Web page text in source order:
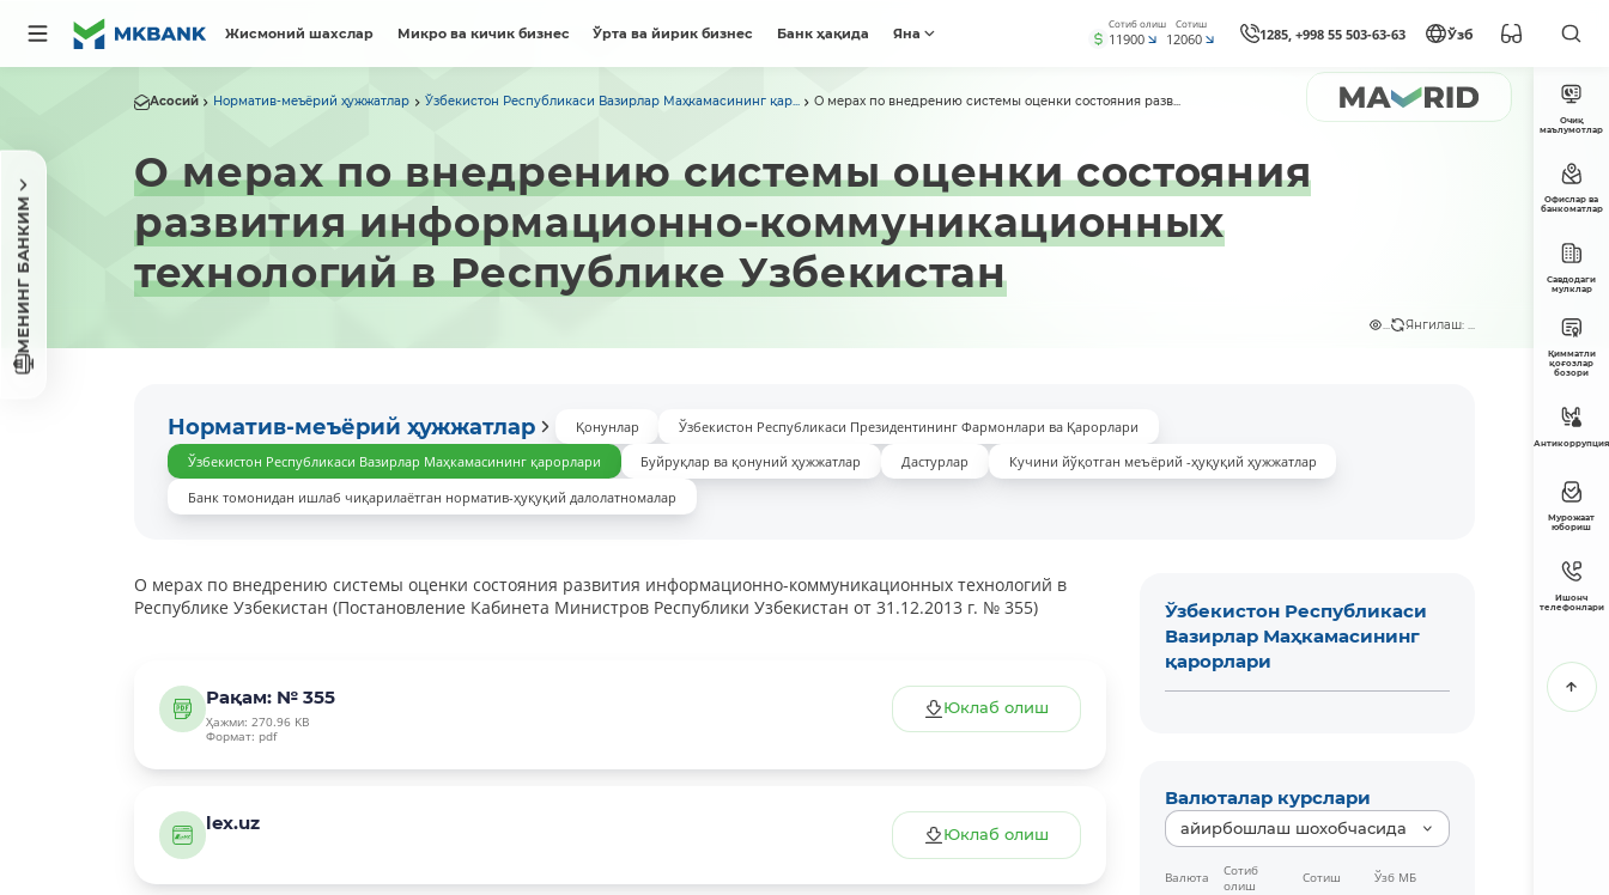
Жисмоний шахслар Микро ва кичик бизнес Ўрта ва йирик бизнес Банк ҳақида Яна
Сотиб олиш
11900
Сотиш
12060 1285, +998 55 503-63-63 Ўзб
МЕНИНГ БАНКИМ
Асосий Норматив-меъёрий ҳужжатлар Ўзбекистон Республикаси Вазирлар Маҳкамасининг қар... О мерах по внедрению системы оценки состояния разв...
О мерах по внедрению системы оценки состояния
развития информационно-коммуникационных
технологий в Республике Узбекистан
Янгилаш: ...
Норматив-меъёрий ҳужжатлар Қонунлар
Ўзбекистон Республикаси Президентининг Фармонлари ва Қарорлари
Ўзбекистон Республикаси Вазирлар Маҳкамасининг қарорлари
Буйруқлар ва қонуний ҳужжатлар Дастурлар
Кучини йўқотган меъёрий -ҳуқуқий ҳужжатлар
Банк томонидан ишлаб чиқарилаётган норматив-ҳуқуқий далолатномалар
О мерах по внедрению системы оценки состояния развития информационно-коммуникационных технологий в
Республике Узбекистан (Постановление Кабинета Министров Республики Узбекистан от 31.12.2013 г. № 355)
Рақам: № 355
Ҳажми: 270.96 KB
Формат: pdf
Юклаб олиш
lex.uz
Юклаб олиш
Ўзбекистон Республикаси
Вазирлар Маҳкамасининг
қарорлари
Валюталар курслари
айирбошлаш шохобчасида
Валюта
Сотиб
олиш
Сотиш
Ўзб МБ
Очиқ
маълумотлар
Офислар ва
банкоматлар
Савдодаги
мулклар
Қимматли
қоғозлар
бозори
Антикоррупция
Мурожаат
юбориш
Ишонч
телефонлари